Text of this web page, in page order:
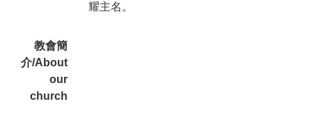
耀主名。
教會簡
介/About
our
church